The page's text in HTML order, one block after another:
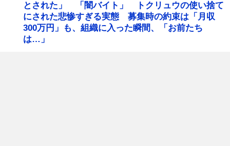
とされた」 「闇バイト」 トクリュウの使い捨て
にされた悲惨すぎる実態 募集時の約束は「月収
300万円」も、組織に入った瞬間、「お前たち
は…」